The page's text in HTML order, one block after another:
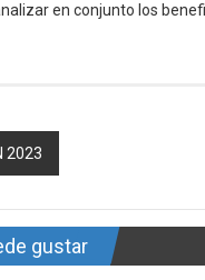
en conjunto los
2023
gustar